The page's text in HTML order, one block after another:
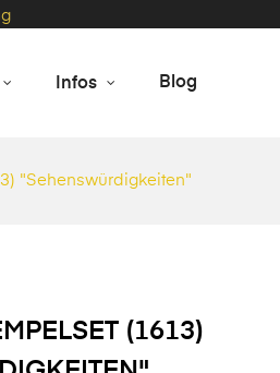
Infos Blog
"Sehenswürdigkeiten"
(1613)